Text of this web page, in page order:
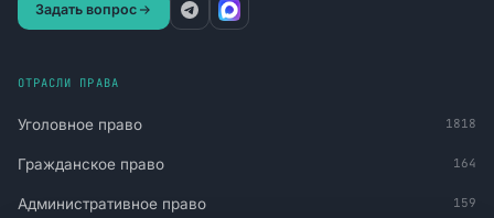
Задать вопрос
ОТРАСЛИ ПРАВА
Уголовное право 1818
Гражданское право 164
Административное право 159